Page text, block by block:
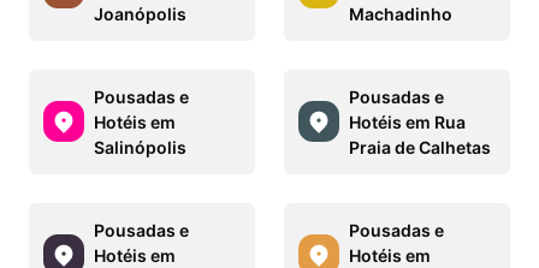
Joanópolis
Machadinho
Pousadas e
Hotéis em
Salinópolis
Pousadas e
Hotéis em Rua
Praia de Calhetas
Pousadas e
Hotéis em
Pousadas e
Hotéis em